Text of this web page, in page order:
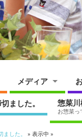
メディア
ました。 惣菜
お惣菜っ
した。 » 表示中 »